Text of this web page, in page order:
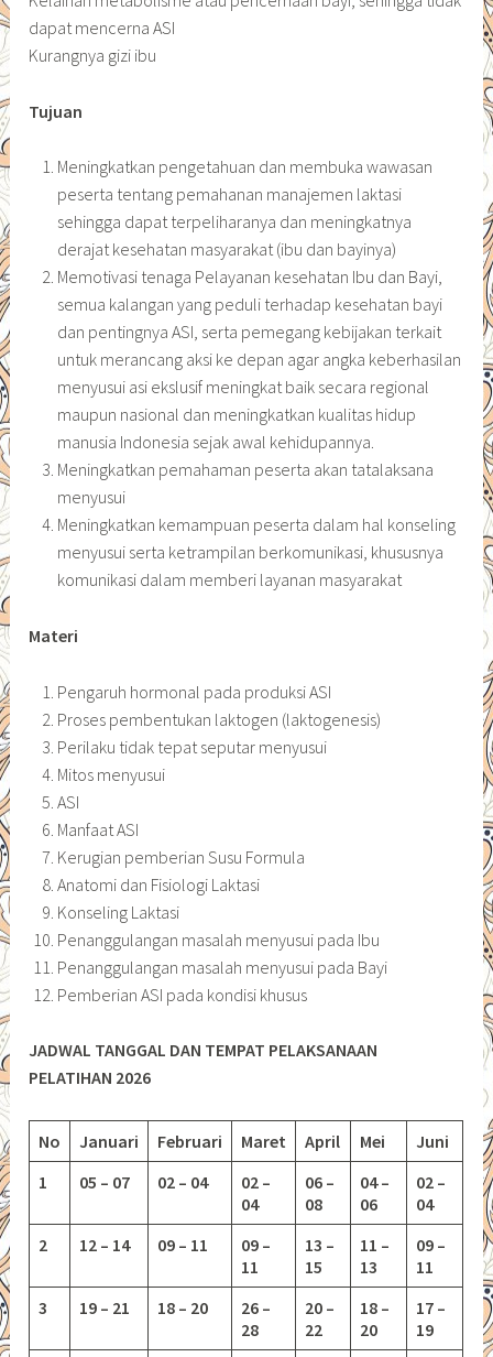
dapat mencerna ASI
Kurangnya gizi ibu
Tujuan
Meningkatkan pengetahuan dan membuka wawasan
peserta tentang pemahanan manajemen laktasi
sehingga dapat terpeliharanya dan meningkatnya
derajat kesehatan masyarakat (ibu dan bayinya)
Memotivasi tenaga Pelayanan kesehatan Ibu dan Bayi,
semua kalangan yang peduli terhadap kesehatan bayi
dan pentingnya ASI, serta pemegang kebijakan terkait
untuk merancang aksi ke depan agar angka keberhasilan
menyusui asi ekslusif meningkat baik secara regional
maupun nasional dan meningkatkan kualitas hidup
manusia Indonesia sejak awal kehidupannya.
Meningkatkan pemahaman peserta akan tatalaksana
menyusui
Meningkatkan kemampuan peserta dalam hal konseling
menyusui serta ketrampilan berkomunikasi, khususnya
komunikasi dalam memberi layanan masyarakat
Materi
Pengaruh hormonal pada produksi ASI
Proses pembentukan laktogen (laktogenesis)
Perilaku tidak tepat seputar menyusui
Mitos menyusui
ASI
Manfaat ASI
Kerugian pemberian Susu Formula
Anatomi dan Fisiologi Laktasi
Konseling Laktasi
Penanggulangan masalah menyusui pada Ibu
Penanggulangan masalah menyusui pada Bayi
Pemberian ASI pada kondisi khusus
JADWAL TANGGAL DAN TEMPAT PELAKSANAAN
PELATIHAN 2026
No Januari Februari Maret April Mei
Juni
1
05 – 07 02 – 04
02 –
04
06 –
08
04 –
06
02 –
04
2
12 – 14 09 – 11
09 –
11
13 –
15
11 –
13
09 –
11
3
19 – 21 18 – 20
26 –
28
20 –
22
18 –
20
17 –
19